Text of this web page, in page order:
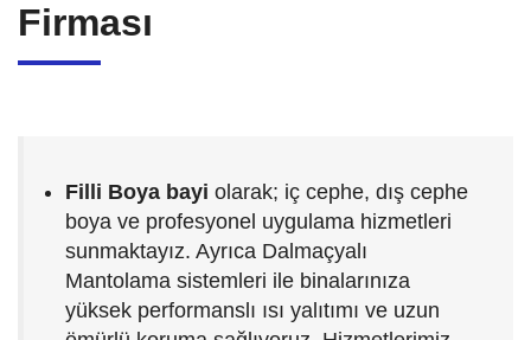
Firması
Filli Boya bayi olarak; iç cephe, dış cephe
boya ve profesyonel uygulama hizmetleri
sunmaktayız. Ayrıca Dalmaçyalı
Mantolama sistemleri ile binalarınıza
yüksek performanslı ısı yalıtımı ve uzun